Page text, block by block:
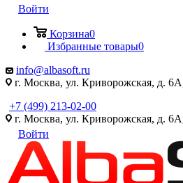
Войти
Корзина0
Избранные товары0
info@albasoft.ru
г. Москва, ул. Криворожская,
+7 (499) 213-02-00
г. Москва, ул. Криворожская,
Войти